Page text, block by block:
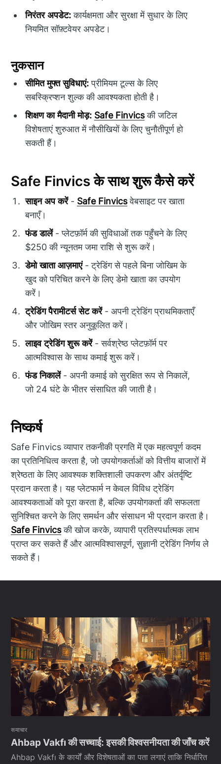
निरंतर अपडेट:कार्यक्षमता और सुरक्षा में सुधार के लिए
नियमित सॉफ़्टवेयर अपडेट।
नुकसान
सीमित मुफ्त सुविधाएं:प्रीमियम टूल्स के लिए
सबस्क्रिप्शन शुल्क की आवश्यकता होती है।
शिक्षण का मैदानी मोड़: Safe Finvicsकी जटिल
विशेषताएं शुरुआत में नौसीखियों के लिए चुनौतीपूर्ण हो
सकती हैं।
Safe Finvics के साथ शुरू कैसे करें
साइन अप करें- Safe Finvicsवेबसाइट पर खाता
बनाएँ।
फंड डालें- प्लेटफ़ॉर्म की सुविधाओं तक पहुँचने के लिए
$250 की न्यूनतम जमा राशि से शुरू करें।
डेमो खाता आज़माएं- ट्रेडिंग से पहले बिना जोखिम के
खुद को परिचित करने के लिए डेमो खाता का उपयोग
करें।
ट्रेडिंग पैरामीटर्स सेट करें- अपनी ट्रेडिंग प्राथमिकताएँ
और जोखिम स्तर अनुकूलित करें।
लाइव ट्रेडिंग शुरू करें- सर्वश्रेष्ठ प्लेटफ़ॉर्म पर
आत्मविश्वास के साथ कमाई शुरू करें।
फंड निकालें- अपनी कमाई को सुरक्षित रूप से निकालें,
जो 24 घंटे के भीतर संसाधित की जाती है।
निष्कर्ष
Safe Finvics व्यापार तकनीकी प्रगति में एक महत्वपूर्ण कदम
का प्रतिनिधित्व करता है, जो उपयोगकर्ताओं को वित्तीय बाजारों में
श्रेष्ठता के लिए आवश्यक शक्तिशाली उपकरण और अंतर्दृष्टि
प्रदान करता है। यह प्लेटफार्म न केवल विविध ट्रेडिंग
आवश्यकताओं को पूरा करता है, बल्कि उपयोगकर्ता की सफलता
सुनिश्चित करने के लिए समर्थन और संसाधन भी प्रदान करता है।
Safe Finvicsकी खोज करके, व्यापारी प्रतिस्पर्धात्मक लाभ
प्राप्त कर सकते हैं और आत्मविश्वासपूर्ण, सुज्ञानी ट्रेडिंग निर्णय ले
सकते हैं।
समाचार
Ahbap Vakfı की सच्चाई: इसकी विश्वसनीयता की जाँच करें
Ahbap Vakfı के कार्यों और विशेषताओं का पता लगाएं ताकि निर्धारित